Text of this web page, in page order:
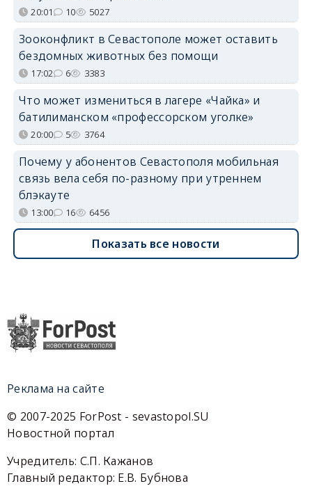
20:01 10 5027
Зооконфликт в Севастополе может оставить
бездомных животных без помощи
17:02 6 3383
Что может измениться в лагере «Чайка» и
батилиманском «профессорском уголке»
20:00 5 3764
Почему у абонентов Севастополя мобильная
связь вела себя по-разному при утреннем
блэкауте
13:00 16 6456
Показать все новости
Реклама на сайте
© 2007-2025 ForPost - sevastopol.SU
Новостной портал
Учредитель: С.П. Кажанов
Главный редактор: Е.В. Бубнова